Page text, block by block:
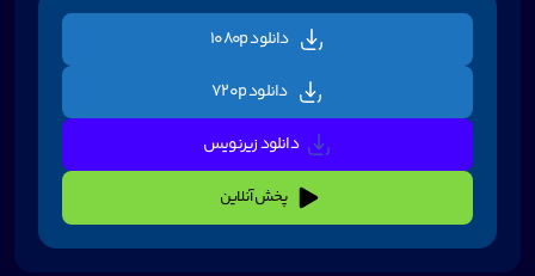
دانلود 1080p
دانلود 720p
دانلود زیرنویس
پخش آنلاین